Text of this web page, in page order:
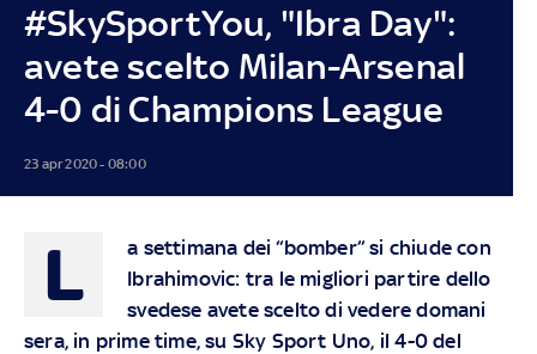
#SkySportYou, "Ibra Day":
avete scelto Milan-Arsenal
4-0 di Champions League
23 apr 2020 - 08:00
L
a settimana dei “bomber” si chiude con
Ibrahimovic: tra le migliori partire dello
svedese avete scelto di vedere domani
sera, in prime time, su Sky Sport Uno, il 4-0 del